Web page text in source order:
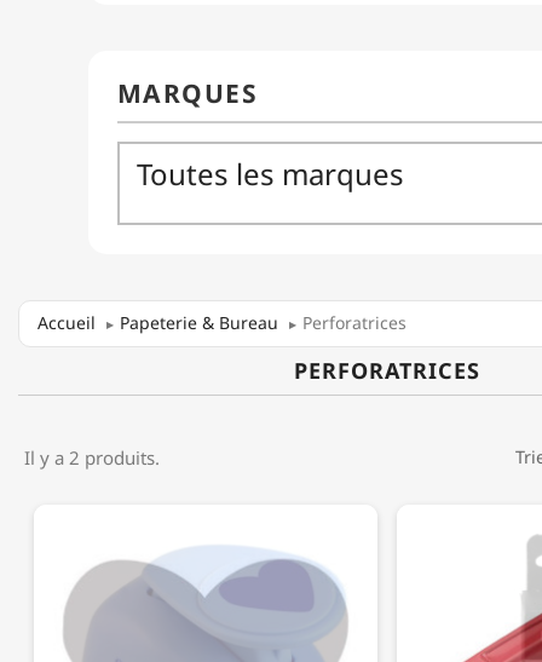
Accueil Papeterie & Bureau Perforatrices
PERFORATRICES
Il y a 2 produits.